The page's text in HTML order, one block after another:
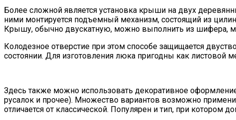
Более сложной является установка крыши на двух
ними монтируется подъемный механизм, состоящий из
Крышу, обычно двускатную, можно выполнить из шифера,
Колодезное отверстие при этом способе защищается
состоянии. Для изготовления люка пригодны как листовой
Здесь также можно использовать декоративное
русалок и прочее). Множество вариантов возможно
отличается от классической. Популярен и тип, при котором